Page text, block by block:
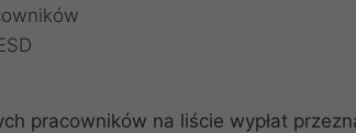
pracowników na liście wypłat